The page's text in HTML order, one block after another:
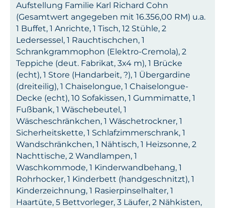
Aufstellung Familie Karl Richard Cohn
(Gesamtwert angegeben mit 16.356,00 RM) u.a.
1 Buffet, 1 Anrichte, 1 Tisch, 12 Stühle, 2
Ledersessel, 1 Rauchtischchen, 1
Schrankgrammophon (Elektro-Cremola), 2
Teppiche (deut. Fabrikat, 3x4 m), 1 Brücke
(echt), 1 Store (Handarbeit, ?), 1 Übergardine
(dreiteilig), 1 Chaiselongue, 1 Chaiselongue-
Decke (echt), 10 Sofakissen, 1 Gummimatte, 1
Fußbank, 1 Wäschebeutel, 1
Wäscheschränkchen, 1 Wäschetrockner, 1
Sicherheitskette, 1 Schlafzimmerschrank, 1
Wandschränkchen, 1 Nähtisch, 1 Heizsonne, 2
Nachttische, 2 Wandlampen, 1
Waschkommode, 1 Kinderwandbehang, 1
Rohrhocker, 1 Kinderbett (handgeschnitzt), 1
Kinderzeichnung, 1 Rasierpinselhalter, 1
Haartüte, 5 Bettvorleger, 3 Läufer, 2 Nähkisten,